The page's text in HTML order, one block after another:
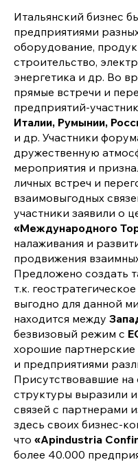
Итальянский бизнес
предприятиями
оборудование,
строительство,
энергетика и др. Во
прямые встречи и
предприятий-
Италии, Румынии,
и др. Участники
дружественную
мероприятия и
личных встреч и
взаимовыгодных
участники заявили о
«Международного
налаживания и
продвижения
Предложено создать
т.к.
выгодно для данной
находится между
безвизовый режим с
хорошие
и предприятиями
Присутствовавшие
структуры выразили
связей с партнерами
здесь своих бизнес-
что «Apindustria
более 40.000